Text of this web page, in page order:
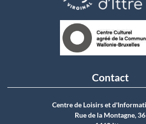
Contact
Centre de Loisirs et
Rue de la Montagne, 36